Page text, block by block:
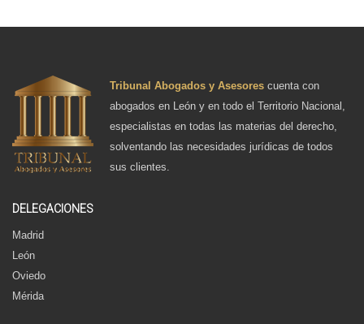
Tribunal Abogados y Asesores cuenta con
abogados en León y en todo el Territorio Nacional,
especialistas en todas las materias del derecho,
solventando las necesidades jurídicas de todos
sus clientes.
DELEGACIONES
Madrid
León
Oviedo
Mérida